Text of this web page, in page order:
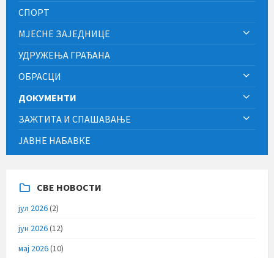
СПОРТ
МЈЕСНЕ ЗАЈЕДНИЦЕ
УДРУЖЕЊА ГРАЂАНА
ОБРАСЦИ
ДОКУМЕНТИ
ЗАЖТИТА И СПАШАВАЊЕ
ЈАВНЕ НАБАВКЕ
СВЕ НОВОСТИ
јул 2026(2)
јун 2026(12)
мај 2026(10)